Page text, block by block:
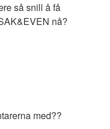
så snill å få
nå?
med??